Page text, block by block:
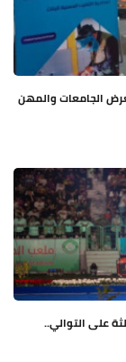
الجامعات والمهن
على التوالي..